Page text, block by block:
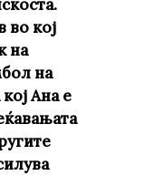
во кој
на
на
Ана е